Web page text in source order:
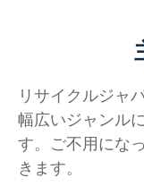
リサイクルジャ
幅広いジャンル
す。ご不用にな
きます。